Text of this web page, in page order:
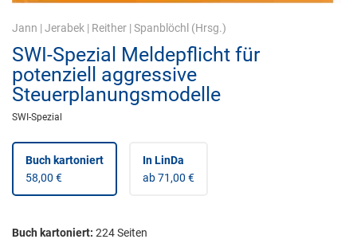
Jann | Jerabek | Reither | Spanblöchl (Hrsg.)
SWI-Spezial Meldepflicht für
potenziell aggressive
Steuerplanungsmodelle
SWI-Spezial
Buch kartoniert
58,00 €
In LinDa
ab 71,00 €
Buch kartoniert: 224Seiten